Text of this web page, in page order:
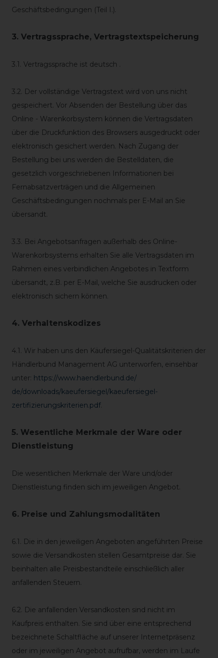
Geschäftsbedingungen (Teil I.).
3. Vertragssprache, Vertragstextspeicherung
3.1. Vertragssprache ist deutsch .
3.2. Der vollständige Vertragstext wird von uns nicht
gespeichert. Vor Absenden der Bestellung über das
Online - Warenkorbsystem können die Vertragsdaten
über die Druckfunktion des Browsers ausgedruckt oder
elektronisch gesichert werden. Nach Zugang der
Bestellung bei uns werden die Bestelldaten, die
gesetzlich vorgeschriebenen Informationen bei
Fernabsatzverträgen und die Allgemeinen
Geschäftsbedingungen nochmals per E-Mail an Sie
übersandt.
3.3. Bei Angebotsanfragen außerhalb des Online-
Warenkorbsystems erhalten Sie alle Vertragsdaten im
Rahmen eines verbindlichen Angebotes in Textform
übersandt, z.B. per E-Mail, welche Sie ausdrucken oder
elektronisch sichern können.
4. Verhaltenskodizes
4.1. Wir haben uns den Käufersiegel-Qualitätskriterien der
Händlerbund Management AG unterworfen, einsehbar
unter: https://www.haendlerbund.de/
de/downloads/kaeufersiegel/kaeufersiegel-
zertifizierungskriterien.pdf.
5. Wesentliche Merkmale der Ware oder
Dienstleistung
Die wesentlichen Merkmale der Ware und/oder
Dienstleistung finden sich im jeweiligen Angebot.
6. Preise und Zahlungsmodalitäten
6.1. Die in den jeweiligen Angeboten angeführten Preise
sowie die Versandkosten stellen Gesamtpreise dar. Sie
beinhalten alle Preisbestandteile einschließlich aller
anfallenden Steuern.
6.2. Die anfallenden Versandkosten sind nicht im
Kaufpreis enthalten. Sie sind über eine entsprechend
bezeichnete Schaltfläche auf unserer Internetpräsenz
oder im jeweiligen Angebot aufrufbar, werden im Laufe